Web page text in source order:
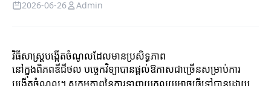
2026-06-26 Admin
វិធីសាស្ត្របង្កើតចំណូលដែលមានប្រសិទ្ធភាព
នៅក្នុងពិភពឌីជីថល បច្ចេកវិទ្យាបានផ្តល់ឱកាសជាច្រើនសម្រាប់ការ